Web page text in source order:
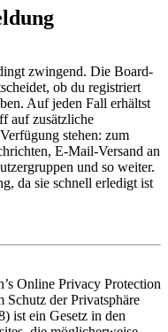
zwingend. Die Board-
ob du registriert
Auf jeden Fall erhältst
auf zusätzliche
stehen: zum
E-Mail-Versand an
und so weiter.
da sie schnell erledigt ist
Online Privacy Protection
Schutz der Privatsphäre
ist ein Gesetz in den